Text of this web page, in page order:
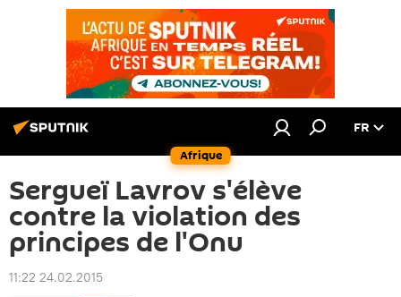
Afrique
FR
Sergueï Lavrov s'élève
contre la violation des
principes de l'Onu
11:22 24.02.2015